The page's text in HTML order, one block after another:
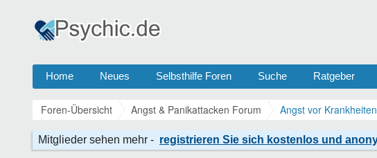
Home Neues Selbsthilfe Foren Suche Ratgeber
Foren-Übersicht Angst & Panikattacken Forum Angst vor Krankheiten